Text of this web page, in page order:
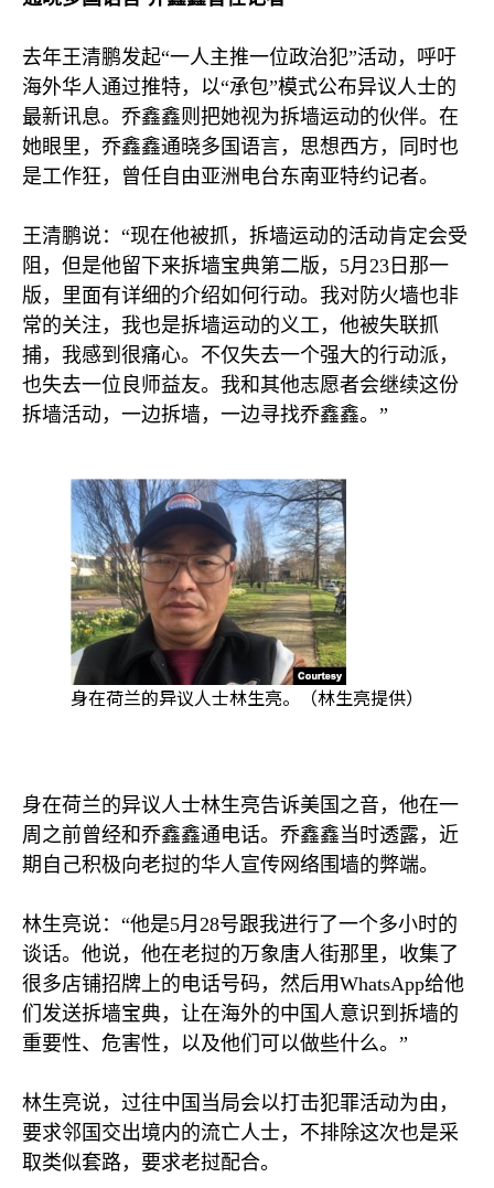
去年王清鹏发起“一人主推一位政治犯”活动，呼吁
海外华人通过推特，以“承包”模式公布异议人士的
最新讯息。乔鑫鑫则把她视为拆墙运动的伙伴。在
她眼里，乔鑫鑫通晓多国语言，思想西方，同时也
是工作狂，曾任自由亚洲电台东南亚特约记者。
王清鹏说：“现在他被抓，拆墙运动的活动肯定会受
阻，但是他留下来拆墙宝典第二版， 5月 23 日那一
版，里面有详细的介绍如何行动。我对防火墙也非
常的关注，我也是拆墙运动的义工，他被失联抓
捕，我感到很痛心。不仅失去一个强大的行动派，
也失去一位良师益友。我和其他志愿者会继续这份
拆墙活动，一边拆墙，一边寻找乔鑫鑫。”
身在荷兰的异议人士林生亮。（林生亮提供）
身在荷兰的异议人士林生亮告诉美国之音，他在一
周之前曾经和乔鑫鑫通电话。乔鑫鑫当时透露，近
期自己积极向老挝的华人宣传网络围墙的弊端。
林生亮说：“他是5月 28号跟我进行了一个多小时的
谈话。他说，他在老挝的万象唐人街那里，收集了
很多店铺招牌上的电话号码，然后用WhatsApp给他
们发送拆墙宝典，让在海外的中国人意识到拆墙的
重要性、危害性，以及他们可以做些什么。”
林生亮说，过往中国当局会以打击犯罪活动为由，
要求邻国交出境内的流亡人士，不排除这次也是采
取类似套路，要求老挝配合。